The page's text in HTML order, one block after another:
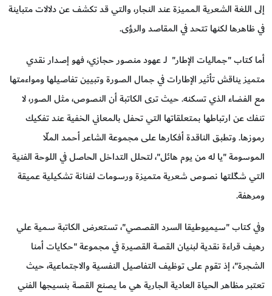
إلى اللغة الشعرية المميزة عند النجار، والتي قد تكشف عن دلالات متباينة
في ظاهرها لكنها تتحد في المقاصد والرؤى.
أما كتاب "جماليات الإطار" لــ عهود منصور حجازي، فهو إصدار نقدي
متميز يناقش تأثير الإطارات في جمال الصورة وتبيين تفاصيلها ومواءمتها
مع الفضاء الذي تسكنه. حيث ترى الكاتبة أن النصوص، مثل الصور، لا
تنفك عن ارتباطها بمتعلقاتها التي تحفل بالمعاني الخفية عند تفكيك
رموزها. وتطبق الناقدة أفكارها على مجموعة الشاعر أحمد الملّا
الموسومة "يا له من يوم هائل"، لتحلل التداخل الحاصل في اللوحة الفنية
التي شكّلتها نصوص شعرية متميزة ورسومات لفنانة تشكيلية عميقة
ومرهفة.
وفي كتاب "سيميوطيقا السرد القصصي"، تستعرض الكاتبة سمية علي
رهيف قراءة نقدية لبنيان القصة القصيرة في مجموعة "حكايات أمنا
الشجرة"، إذ تقوم على توظيف التفاصيل النفسية والاجتماعية، حيث
تعتبر مظاهر الحياة العادية الجارية هي ما يصنع القصة بنسيجها الفني